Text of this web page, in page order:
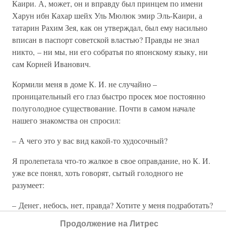
Каири. А, может, он и вправду был принцем по имени
Харун ибн Кахар шейх Уль Мюлюк эмир Эль-Каири, а
татарин Рахим Зея, как он утверждал, был ему насильно
вписан в паспорт советской властью? Правды не знал
никто, – ни мы, ни его собратья по японскому языку, ни
сам Корней Иванович.
Кормили меня в доме К. И. не случайно –
проницательный его глаз быстро просек мое постоянно
полуголодное существование. Почти в самом начале
нашего знакомства он спросил:
– А чего это у вас вид какой-то худосочный?
Я пролепетала что-то жалкое в свое оправдание, но К. И.
уже все понял, хоть говорят, сытый голодного не
разумеет:
– Денег, небось, нет, правда? Хотите у меня подработать?
проведите для меня сравнительный анализ разных
Продолжение на Литрес